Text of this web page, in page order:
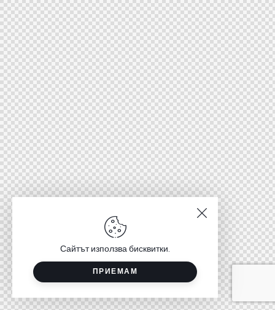
Сайтът използва бисквитки.
ПРИЕМАМ